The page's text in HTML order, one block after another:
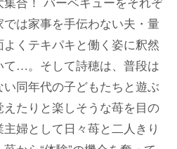
は家事を手伝わない夫・量
くテキパキと働く姿に釈然
て…。そして詩穂は、普段は
同年代の子どもたちと遊ぶ
たりと楽しそうな苺を目の
婦として日々苺と二人きり